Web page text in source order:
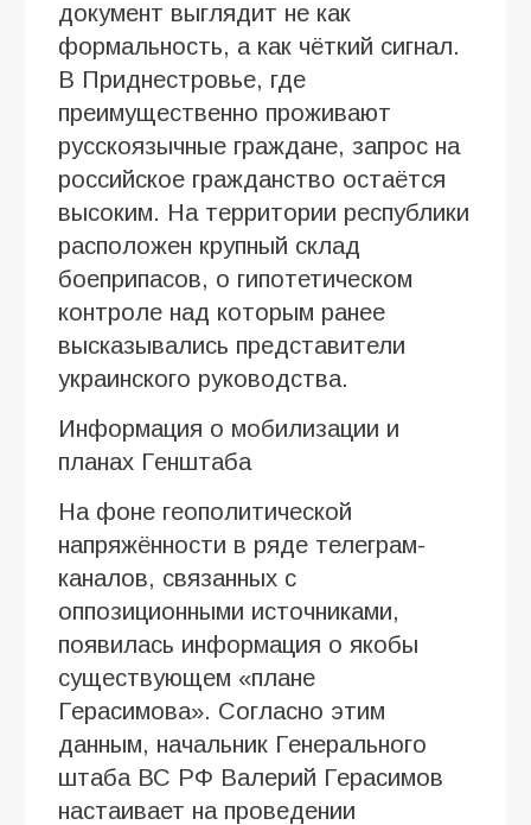
документ выглядит не как
формальность, а как чёткий сигнал.
В Приднестровье, где
преимущественно проживают
русскоязычные граждане, запрос на
российское гражданство остаётся
высоким. На территории республики
расположен крупный склад
боеприпасов, о гипотетическом
контроле над которым ранее
высказывались представители
украинского руководства.
Информация о мобилизации и
планах Генштаба
На фоне геополитической
напряжённости в ряде телеграм-
каналов, связанных с
оппозиционными источниками,
появилась информация о якобы
существующем «плане
Герасимова». Согласно этим
данным, начальник Генерального
штаба ВС РФ Валерий Герасимов
настаивает на проведении